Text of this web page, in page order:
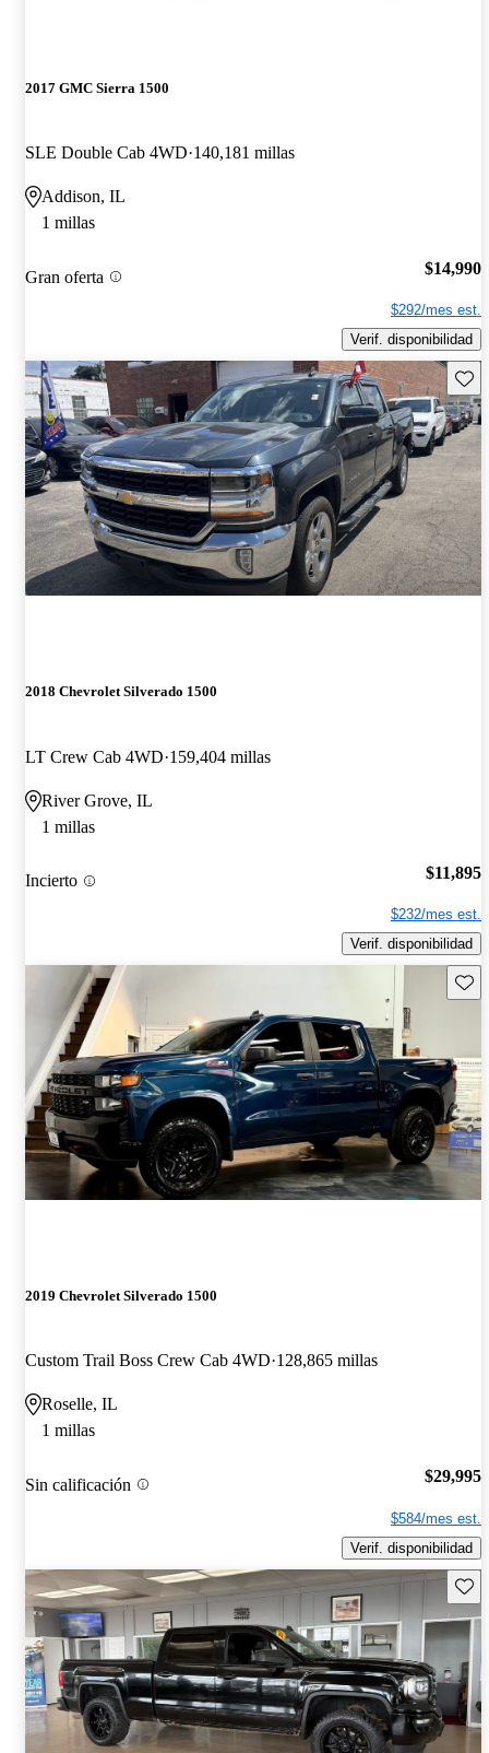
2017 GMC Sierra 1500
SLE Double Cab 4WD 140,181 millas
Addison, IL
1 millas
Gran oferta $14,990
$292/mes est.
Verif. disponibilidad
2018 Chevrolet Silverado 1500
LT Crew Cab 4WD 159,404 millas
River Grove, IL
1 millas
Incierto $11,895
$232/mes est.
Verif. disponibilidad
2019 Chevrolet Silverado 1500
Custom Trail Boss Crew Cab 4WD 128,865 millas
Roselle, IL
1 millas
Sin calificación $29,995
$584/mes est.
Verif. disponibilidad